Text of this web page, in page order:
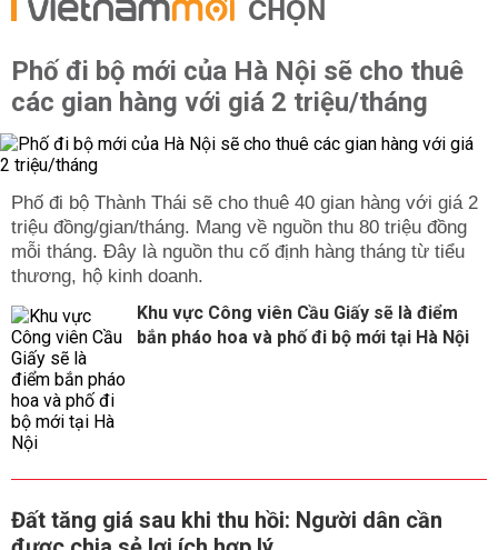
CHỌN
Phố đi bộ mới của Hà Nội sẽ cho thuê
các gian hàng với giá 2 triệu/tháng
Phố đi bộ Thành Thái sẽ cho thuê 40 gian hàng với giá 2
triệu đồng/gian/tháng. Mang về nguồn thu 80 triệu đồng
mỗi tháng. Đây là nguồn thu cố định hàng tháng từ tiểu
thương, hộ kinh doanh.
Khu vực Công viên Cầu Giấy sẽ là điểm
bắn pháo hoa và phố đi bộ mới tại Hà Nội
Đất tăng giá sau khi thu hồi: Người dân cần